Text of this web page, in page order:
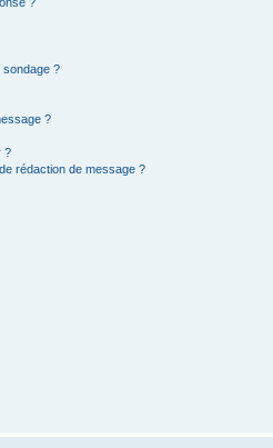
sondage ?
?
?
rédaction de message ?